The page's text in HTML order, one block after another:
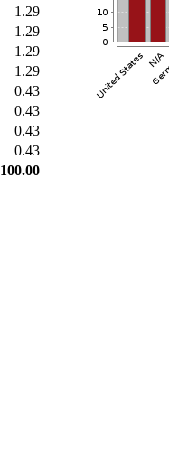
1.29
1.29
1.29
1.29
0.43
0.43
0.43
0.43
100.00